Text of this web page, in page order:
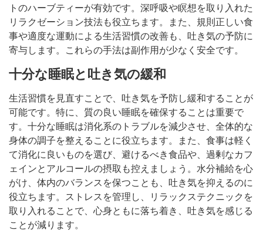
トのハーブティーが有効です。深呼吸や瞑想を取り入れた
リラクゼーション技法も役立ちます。また、規則正しい食
事や適度な運動による生活習慣の改善も、吐き気の予防に
寄与します。これらの手法は副作用が少なく安全です。
十分な睡眠と吐き気の緩和
生活習慣を見直すことで、吐き気を予防し緩和することが
可能です。特に、質の良い睡眠を確保することは重要で
す。十分な睡眠は消化系のトラブルを減少させ、全体的な
身体の調子を整えることに役立ちます。また、食事は軽く
て消化に良いものを選び、避けるべき食品や、過剰なカフ
ェインとアルコールの摂取も控えましょう。水分補給を心
がけ、体内のバランスを保つことも、吐き気を抑えるのに
役立ちます。ストレスを管理し、リラックステクニックを
取り入れることで、心身ともに落ち着き、吐き気を感じる
ことが減ります。